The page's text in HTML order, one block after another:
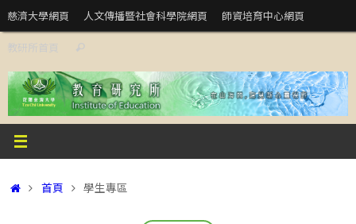
Skip
to
content
慈濟大學網頁 人文傳播暨社會科學院網頁 師資培育中心網頁
教研所首頁 Search
Home
首頁 學生專區